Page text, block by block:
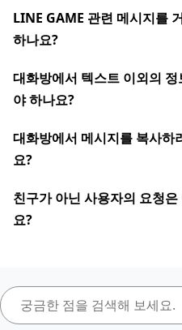
LINE GAME 관련 메시지를
하나요?
대화방에서 텍스트 이외의
야 하나요?
대화방에서 메시지를 복사하
요?
친구가 아닌 사용자의 요청
요?